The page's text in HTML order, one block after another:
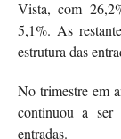
Vista, com
5,1%. As
estrutura das
No trimestre em
continuou a
entradas.